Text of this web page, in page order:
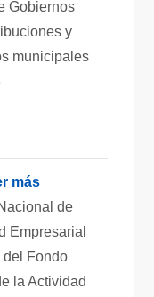
Gobiernos
y
municipales
más
de
Empresarial
del Fondo
la Actividad